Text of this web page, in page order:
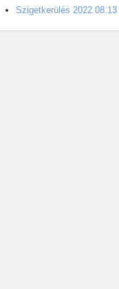
Szigetkerülés 2022.08.13